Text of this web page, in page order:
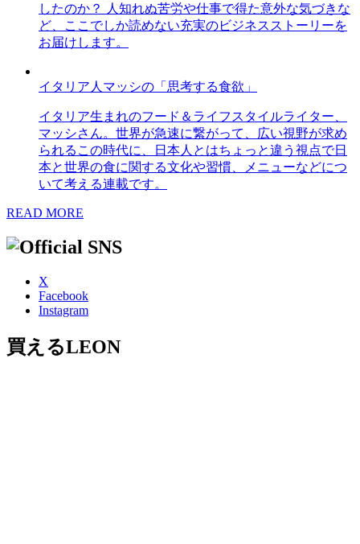
したのか？ 人知れぬ苦労や仕事で得た意外な気づきな
ど、ここでしか読めない充実のビジネスストーリーを
お届けします。
イタリア人マッシの「思考する食欲」
イタリア生まれのフード＆ライフスタイルライター、
マッシさん。世界が急速に繋がって、広い視野が求め
られるこの時代に、日本人とはちょっと違う視点で日
本と世界の食に関する文化や習慣、メニューなどにつ
いて考える連載です。
READ MORE
X
Facebook
Instagram
買えるLEON